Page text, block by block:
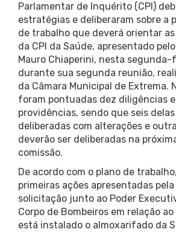
Parlamentar de Inquérito (CPI)
estratégias e deliberaram sobre a
de trabalho que deverá orientar
da CPI da Saúde, apresentado
Mauro Chiaperini, nesta segunda-
durante sua segunda reunião,
da Câmara Municipal de Extrema.
foram pontuadas dez diligências
providências, sendo que seis
deliberadas com alterações e
deverão ser deliberadas na
comissão.
De acordo com o plano de
primeiras ações apresentadas pela
solicitação junto ao Poder
Corpo de Bombeiros em relação
está instalado o almoxarifado da